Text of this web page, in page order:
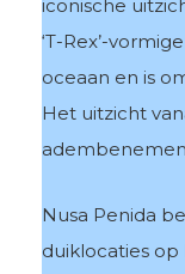
iconische
‘T-Rex’-
oceaan en is
Het uitzicht
Nusa Penida
duiklocaties op